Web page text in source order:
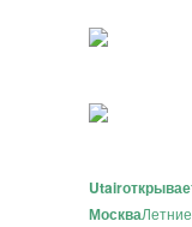
Utair
Москва